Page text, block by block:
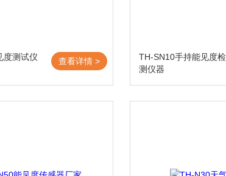
度测试仪
查看详情 >
TH-SN10手持能见度检
测仪器